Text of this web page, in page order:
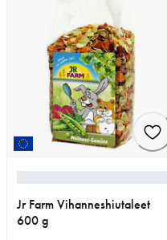
Jr Farm Vihanneshiutaleet
600 g